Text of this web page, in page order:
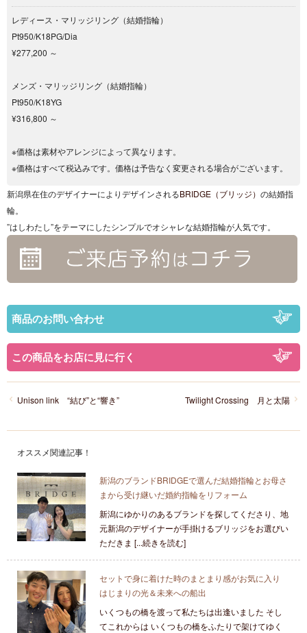
レディース・マリッジリング（結婚指輪）
Pt950/K18PG/Dia
¥277,200 ～
メンズ・マリッジリング（結婚指輪）
Pt950/K18YG
¥316,800 ～
※価格は素材やアレンジによって異なります。
※価格はすべて税込みです。価格は予告なく変更される場合がございます。
新潟県在住のデザイナーによりデザインされるBRIDGE（ブリッジ） の結婚指
輪。
”はしわたし”をテーマにしたシンプルでオシャレな結婚指輪が人気です。
商品のお問い合わせ
この商品をお店に見に行く
Twilight Crossing 月と太陽
Unison link “結び”と“響き”
オススメ関連記事！
新潟のブランドBRIDGEで選んだ結婚指輪とお母さ
まから受け継いだ婚約指輪をリフォーム
新潟にゆかりのあるブランドを探してくださり、地
元新潟のデザイナーが手掛けるブリッジをお選びい
ただきま [...続きを読む]
セットで身に着けた時のまとまり感がお気に入り
はじまりの光＆未来への船出
いくつもの橋を渡って私たちは出逢いました そし
てこれからは いくつもの橋をふたりで架けてゆく